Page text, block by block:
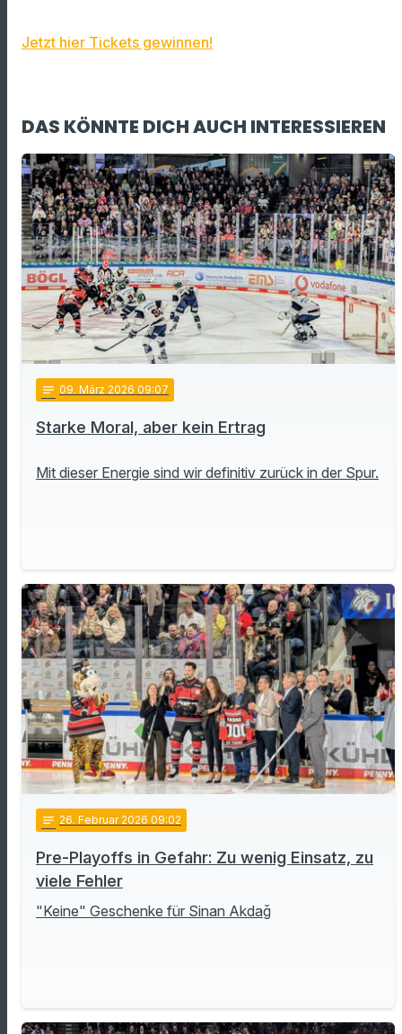
Jetzt hier Tickets gewinnen!
DAS KÖNNTE DICH AUCH INTERESSIEREN
notes 09. März 2026 09:07
Starke Moral, aber kein Ertrag
Mit dieser Energie sind wir definitiv zurück in der Spur.
notes 26. Februar 2026 09:02
Pre-Playoffs in Gefahr: Zu wenig Einsatz, zu
viele Fehler
"Keine" Geschenke für Sinan Akdağ